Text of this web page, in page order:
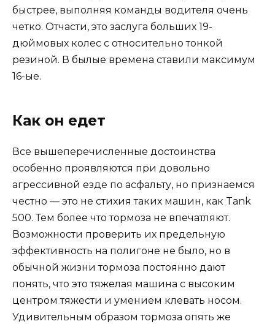
быстрее, выполняя команды водителя очень
четко. Отчасти, это заслуга больших 19-
дюймовых колес с относительно тонкой
резиной. В былые времена ставили максимум
16-ые.
Как он едет
Все вышеперечисленные достоинства
особенно проявляются при довольно
агрессивной езде по асфальту, но признаемся
честно — это не стихия таких машин, как Tank
500. Тем более что тормоза не впечатляют.
Возможности проверить их предельную
эффективность на полигоне не было, но в
обычной жизни тормоза постоянно дают
понять, что это тяжелая машина с высоким
центром тяжести и умением клевать носом.
Удивительным образом тормоза опять же